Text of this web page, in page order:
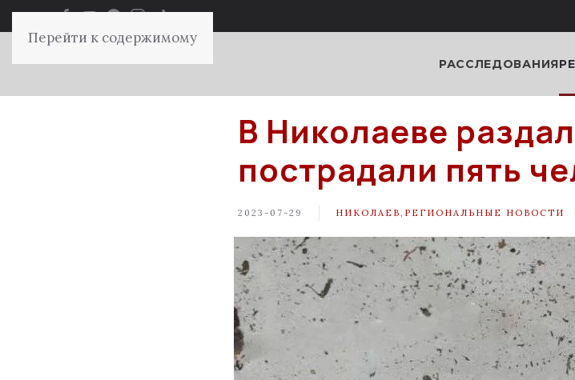
Перейти к содержимому
РАССЛЕДОВАНИЯ
В Николаеве
пострадали пять
2023-07-29 НИКОЛАЕВ РЕГИОНАЛЬНЫЕ НОВОСТИ